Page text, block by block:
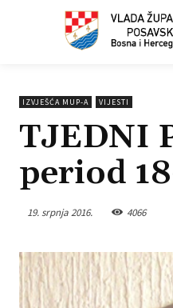
IZVJEŠĆA MUP-A VIJESTI
TJEDNI
period
19. srpnja 2016. 4066